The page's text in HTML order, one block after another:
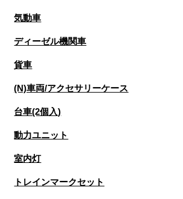
気動車
ディーゼル機関車
貨車
(N)車両/アクセサリーケース
台車(2個入)
動力ユニット
室内灯
トレインマークセット